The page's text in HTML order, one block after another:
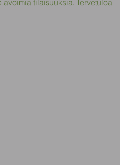
tilaisuuksia. Tervetuloa